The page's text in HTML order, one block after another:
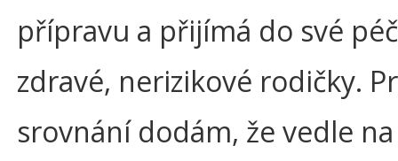
přípravu a přijímá do své
zdravé, nerizikové rodičky.
srovnání dodám, že vedle